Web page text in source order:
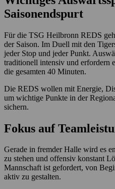
Saisonendspurt
Für die TSG Heilbronn REDS
der Saison. Im Duell mit den
jeder Stop und jeder Punkt.
traditionell intensiv und erfordern
die gesamten 40 Minuten.
Die REDS wollen mit Energie,
um wichtige Punkte in der
sichern.
Fokus auf
Gerade in fremder Halle wird es
zu stehen und offensiv konstant
Mannschaft ist gefordert, von
aktiv zu gestalten.